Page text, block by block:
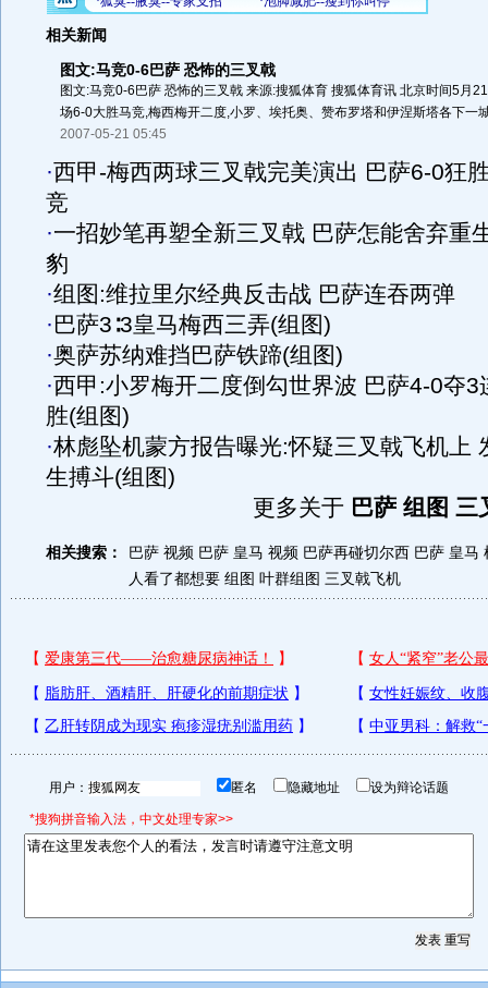
相关新闻
图文:马竞0-6巴萨 恐怖的三叉戟
图文:马竞0-6巴萨 恐怖的三叉戟 来源:搜狐体育 搜狐体育讯 北京时间5月
场6-0大胜马竞,梅西梅开二度,小罗、埃托奥、赞布罗塔和伊涅斯塔各下一
2007-05-21 05:45
·西甲-梅西两球三叉戟完美演出 巴萨6-0狂
竞
·一招妙笔再塑全新三叉戟 巴萨怎能舍弃重
豹
·组图:维拉里尔经典反击战 巴萨连吞两弹
·巴萨3∶3皇马梅西三弄(组图)
·奥萨苏纳难挡巴萨铁蹄(组图)
·西甲:小罗梅开二度倒勾世界波 巴萨4-0夺3
胜(组图)
·林彪坠机蒙方报告曝光:怀疑三叉戟飞机上
生搏斗(组图)
更多关于 巴萨 组图 三
相关搜索： 巴萨 视频 巴萨 皇马 视频 巴萨再碰切尔西 巴萨 皇马
人看了都想要 组图 叶群组图 三叉戟飞机
用户： 匿名 隐藏地址 设为辩论话题
*搜狗拼音输入法，中文处理专家>>